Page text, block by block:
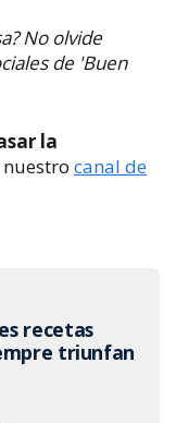
No olvide
de 'Buen
la
nuestro canal de
recetas
triunfan